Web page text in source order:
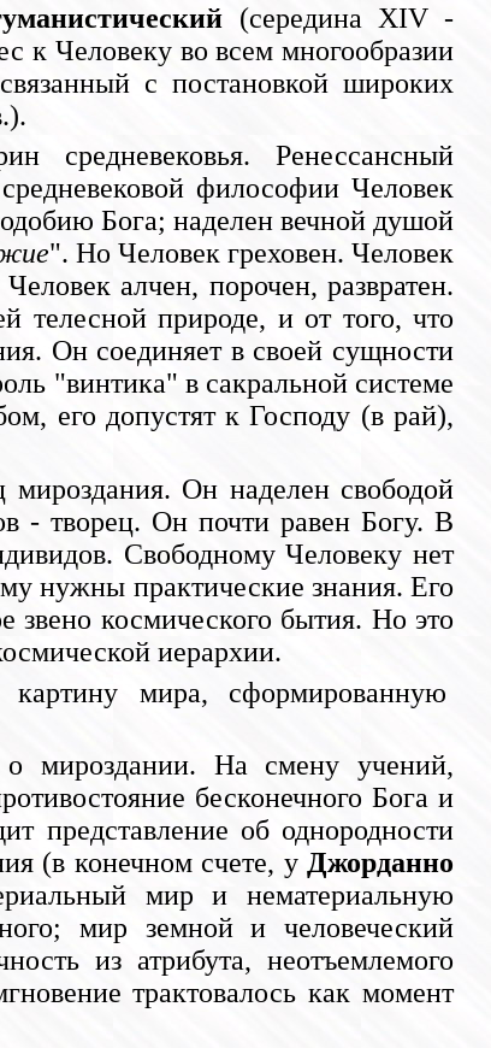
(середина XIV -
к Человеку во всем многообразии
с постановкой широких
средневековья. Ренессансный
философии Человек
Бога; наделен вечной душой
". Но Человек греховен. Человек
алчен, порочен, развратен.
телесной природе, и от того, что
Он соединяет в своей сущности
"винтика" в сакральной системе
его допустят к Господу (в рай),
мироздания. Он наделен свободой
- творец. Он почти равен Богу. В
Свободному Человеку нет
нужны практические знания. Его
космического бытия. Но это
иерархии.
картину мира, сформированную
о мироздании. На смену учений,
бесконечного Бога и
представление об однородности
(в конечном счете, у Джорданно
мир и нематериальную
мир земной и человеческий
из атрибута, неотъемлемого
трактовалось как момент